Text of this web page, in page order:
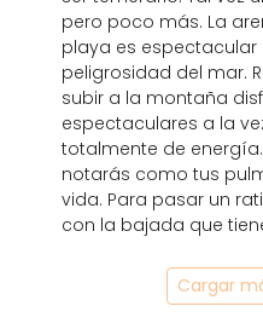
pero poco más. La
playa es
peligrosidad del mar.
subir a la montaña
espectaculares a la
totalmente de
notarás como tus
vida. Para pasar un
con la bajada que
Cargar